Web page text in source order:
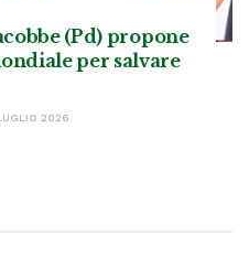
(Pd) propone
per salvare
2026